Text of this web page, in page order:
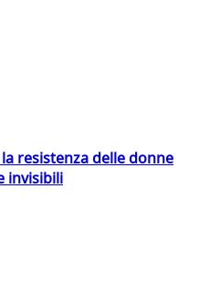
resistenza delle donne
invisibili